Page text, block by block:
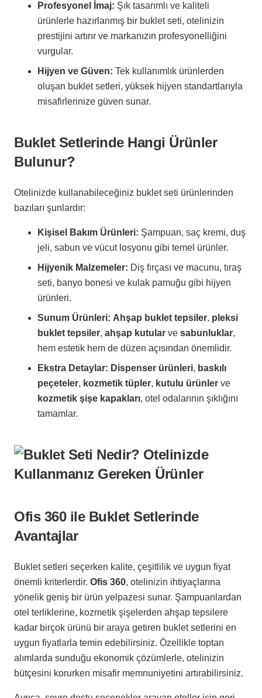
Profesyonel İmaj: Şık tasarımlı ve kaliteli
ürünlerle hazırlanmış bir buklet seti, otelinizin
prestijini artırır ve markanızın profesyonelliğini
vurgular.
Hijyen ve Güven: Tek kullanımlık ürünlerden
oluşan buklet setleri, yüksek hijyen standartlarıyla
misafirlerinize güven sunar.
Buklet Setlerinde Hangi Ürünler
Bulunur?
Otelinizde kullanabileceğiniz buklet seti ürünlerinden
bazıları şunlardır:
Kişisel Bakım Ürünleri: Şampuan, saç kremi, duş
jeli, sabun ve vücut losyonu gibi temel ürünler.
Hijyenik Malzemeler: Diş fırçası ve macunu, tıraş
seti, banyo bonesi ve kulak pamuğu gibi hijyen
ürünleri.
Sunum Ürünleri: Ahşap buklet tepsiler, pleksi
buklet tepsiler, ahşap kutular ve sabunluklar,
hem estetik hem de düzen açısından önemlidir.
Ekstra Detaylar: Dispenser ürünleri, baskılı
peçeteler, kozmetik tüpler, kutulu ürünler ve
kozmetik şişe kapakları, otel odalarının şıklığını
tamamlar.
Ofis 360 ile Buklet Setlerinde
Avantajlar
Buklet setleri seçerken kalite, çeşitlilik ve uygun fiyat
önemli kriterlerdir. Ofis 360, otelinizin ihtiyaçlarına
yönelik geniş bir ürün yelpazesi sunar. Şampuanlardan
otel terliklerine, kozmetik şişelerden ahşap tepsilere
kadar birçok ürünü bir araya getiren buklet setlerini en
uygun fiyatlarla temin edebilirsiniz. Özellikle toptan
alımlarda sunduğu ekonomik çözümlerle, otelinizin
bütçesini korurken misafir memnuniyetini artırabilirsiniz.